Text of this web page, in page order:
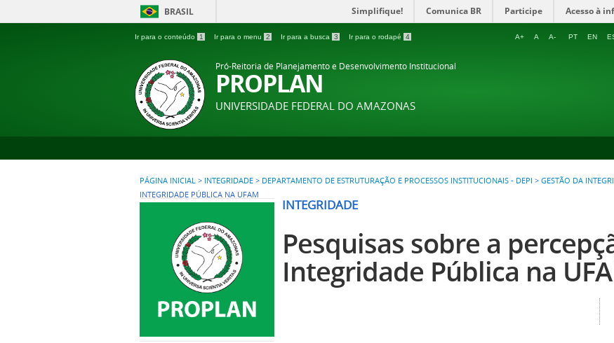
BRASIL Simplifique! Comunica BR Participe Acesso à
Ir para o conteúdo 1 Ir para o menu 2 Ir para a busca 3 Ir para o rodapé 4 A+ A A- PT EN
Pró-Reitoria de Planejamento e Desenvolvimento Institucional
PROPLAN
UNIVERSIDADE FEDERAL DO AMAZONAS
PÁGINA INICIAL > INTEGRIDADE > DEPARTAMENTO DE ESTRUTURAÇÃO E PROCESSOS INSTITUCIONAIS - DEPI > GESTÃO DA
INTEGRIDADE PÚBLICA NA UFAM
INTEGRIDADE
Pesquisas sobre a
Integridade Pública na